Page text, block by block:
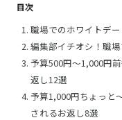
目次
職場でのホワイトデ
編集部イチオシ！職
予算500円～1,000円
返し12選
予算1,000円ちょっと
されるお返し8選